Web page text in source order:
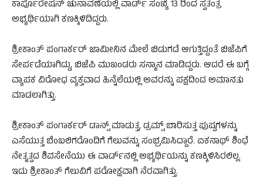
ಕಾರ್ಪೊರೇಷನ್ ಚುನಾವಣೆಯಲ್ಲಿ ವಾರ್ಡ್ ಸಂಖ್ಯೆ 13 ರಿಂದ ಸ್ವತಂತ್ರ
ಅಭ್ಯರ್ಥಿಯಾಗಿ ಕಣಕ್ಕಿಳಿದಿದ್ದರು.
ಶ್ರೀಕಾಂತ್ ಪಂಗಾರ್ಕರ್ ಜಾಮೀನಿನ ಮೇಲೆ ಬಿಡುಗಡೆ ಆಗುತ್ತಿದ್ದಂತೆ ಬಿಜೆಪಿಗೆ
ಸೇರ್ಪಡೆಯಾಗಿದ್ದು, ಬಿಜೆಪಿ ಮುಖಂಡರು ಸನ್ಮಾನ ಮಾಡಿದ್ದರು. ಆದರೆ ಈ ಬಗ್ಗೆ
ವ್ಯಾಪಕ ವಿರೋಧ ವ್ಯಕ್ತವಾದ ಹಿನ್ನೆಲೆಯಲ್ಲಿ ಅವರನ್ನು ಪಕ್ಷದಿಂದ ಅಮಾನತು
ಮಾಡಲಾಗಿತ್ತು.
ಶ್ರೀಕಾಂತ್ ಪಂಗಾರ್ಕರ್ ಡಾನ್ಸ್‌ ಮಾಡುತ್ತ, ಡ್ರಮ್ಸ್ ಬಾರಿಸುತ್ತ ಪುಷ್ಪಗಳನ್ನು
ಎಸೆಯುತ್ತ ಬೆಂಬಲಿಗರೊಂದಿಗೆ ಗೆಲುವನ್ನು ಸಂಭ್ರಮಿಸಿದ್ದಾರೆ. ಏಕನಾಥ್ ಶಿಂಧೆ
ನೇತೃತ್ವದ ಶಿವಸೇನೆಯು ಈ ವಾರ್ಡ್‌ನಲ್ಲಿ ಅಭ್ಯರ್ಥಿಯನ್ನು ಕಣಕ್ಕಿಳಿಸಿರಲಿಲ್ಲ.
ಇದು ಶ್ರೀಕಾಂತ್ ಗೆಲುವಿಗೆ ಪರೋಕ್ಷವಾಗಿ ನೆರವಾಗಿತ್ತು.